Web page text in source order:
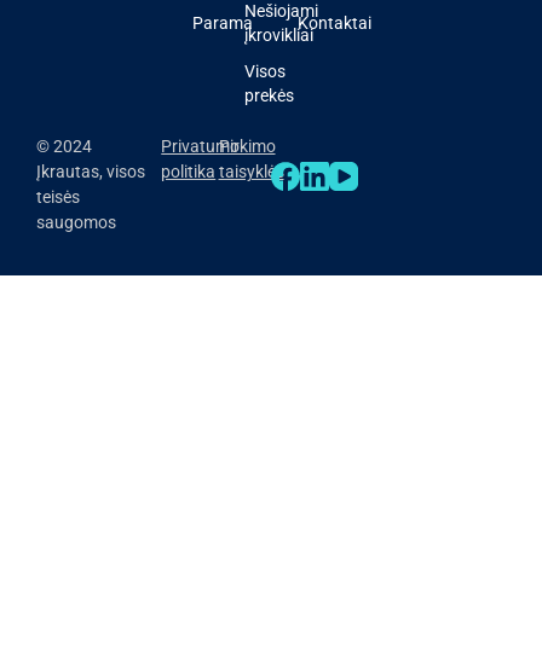
Parama
Nešiojami
įkrovikliai
Visos
prekės
Kontaktai
© 2024
Įkrautas, visos
teisės
saugomos
Privatumo
politika
Pirkimo
taisyklės